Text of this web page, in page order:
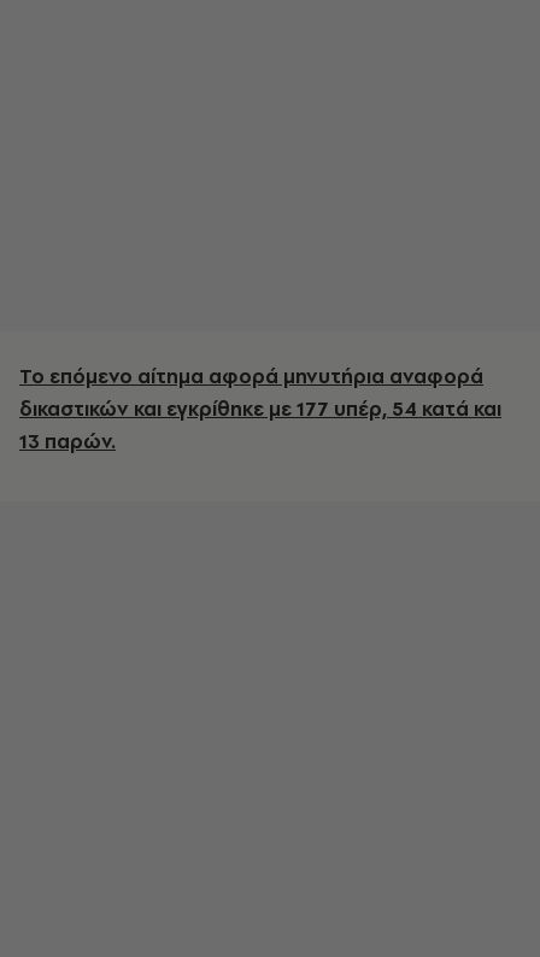
Το επόμενο αίτημα αφορά μηνυτήρια αναφορά
δικαστικών και εγκρίθηκε με 177 υπέρ, 54 κατά και
13 παρών.